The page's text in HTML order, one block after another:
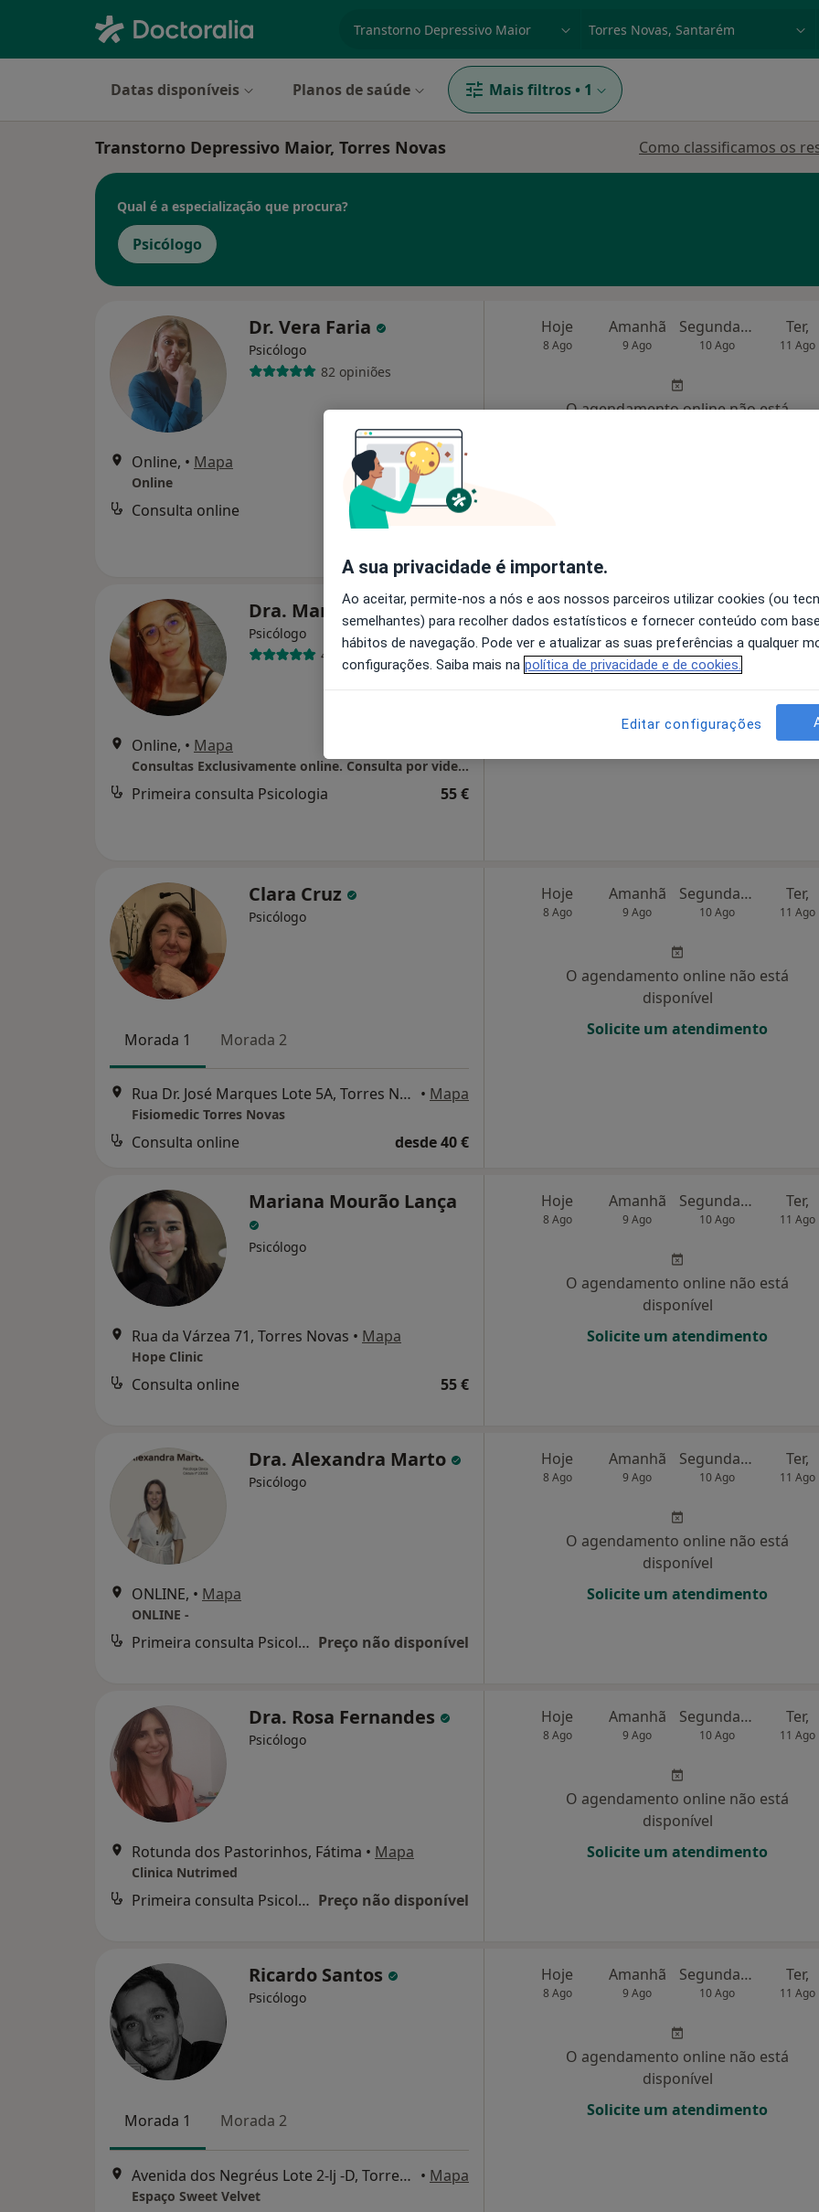
Datas disponíveis Planos de saúde Mais filtros • 1
Transtorno Depressivo Maior, Torres Novas Como classificamos os
Qual é a especialização que procura?
Psicólogo
Dr. Vera Faria
Psicólogo
82 opiniões
Online, • Mapa
Online
Consulta online 60 €
Hoje
8 Ago
Amanhã
9 Ago
Segunda-feira
10 Ago
Ter,
11 Ago
O agendamento online não está
Dra. Maria Rola
Psicólogo
49 opiniões
Online, • Mapa
Consultas Exclusivamente online. Consulta por videochamada. Será utilizada a Google Meet. Próximo da hora da consulta enviarei o link para a o email fornecido por si.
Primeira consulta Psicologia 55 €
Hoje
8 Ago
Amanhã
9 Ago
Segunda-feira
10 Ago
Ter,
11 Ago
disponível
Clara Cruz
Psicólogo
Morada 1 Morada 2
Rua Dr. José Marques Lote 5A, Torres Novas • Mapa
Fisiomedic Torres Novas
Consulta online desde 40 €
Hoje
8 Ago
Amanhã
9 Ago
Segunda-feira
10 Ago
Ter,
11 Ago
O agendamento online não está
disponível
Solicite um atendimento
Mariana Mourão Lança
Psicólogo
Rua da Várzea 71, Torres Novas • Mapa
Hope Clinic
Consulta online 55 €
Hoje
8 Ago
Amanhã
9 Ago
Segunda-feira
10 Ago
Ter,
11 Ago
O agendamento online não está
disponível
Solicite um atendimento
Dra. Alexandra Marto
Psicólogo
ONLINE, • Mapa
ONLINE -
Primeira consulta Psicologia Preço não disponível
Hoje
8 Ago
Amanhã
9 Ago
Segunda-feira
10 Ago
Ter,
11 Ago
O agendamento online não está
disponível
Solicite um atendimento
Dra. Rosa Fernandes
Psicólogo
Rotunda dos Pastorinhos, Fátima • Mapa
Clinica Nutrimed
Primeira consulta Psicologia Preço não disponível
Hoje
8 Ago
Amanhã
9 Ago
Segunda-feira
10 Ago
Ter,
11 Ago
O agendamento online não está
disponível
Solicite um atendimento
Ricardo Santos
Psicólogo
Morada 1 Morada 2
Avenida dos Negréus Lote 2-lj -D, Torres Novas • Mapa
Espaço Sweet Velvet
Hoje
8 Ago
Amanhã
9 Ago
Segunda-feira
10 Ago
Ter,
11 Ago
O agendamento online não está
disponível
Solicite um atendimento
A sua privacidade é importante.
Ao aceitar, permite-nos a nós e aos nossos parceiros utilizar cookies (ou
semelhantes) para recolher dados estatísticos e fornecer conteúdo com
hábitos de navegação. Pode ver e atualizar as suas preferências a qualquer
configurações. Saiba mais na política de privacidade e de cookies.
Editar configurações